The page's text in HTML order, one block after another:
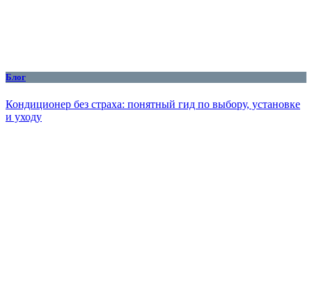
Блог
Кондиционер без страха: понятный гид по выбору, установке
и уходу